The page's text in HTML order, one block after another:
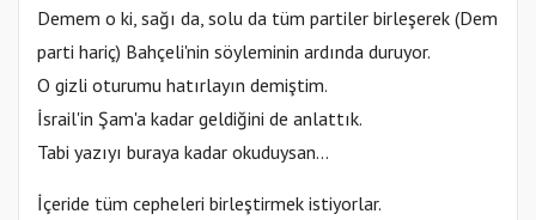
Demem o ki, sağı da, solu da tüm partiler birleşerek (Dem
parti hariç) Bahçeli'nin söyleminin ardında duruyor.
O gizli oturumu hatırlayın demiştim.
İsrail'in Şam'a kadar geldiğini de anlattık.
Tabi yazıyı buraya kadar okuduysan...
İçeride tüm cepheleri birleştirmek istiyorlar.